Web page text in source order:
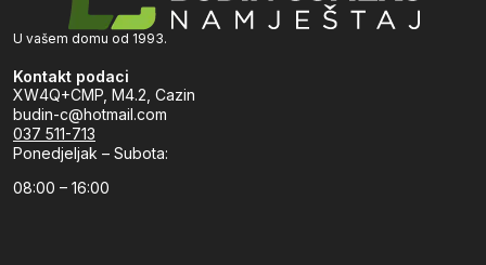
U vašem domu od 1993.
Kontakt podaci
XW4Q+CMP, M4.2, Cazin
budin-c@hotmail.com
037 511-713
Ponedjeljak – Subota:
08:00 – 16:00